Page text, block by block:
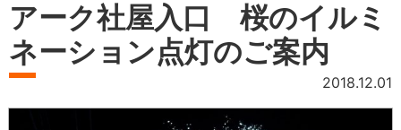
アーク社屋入口 桜のイルミ
ネーション点灯のご案内
2018.12.01